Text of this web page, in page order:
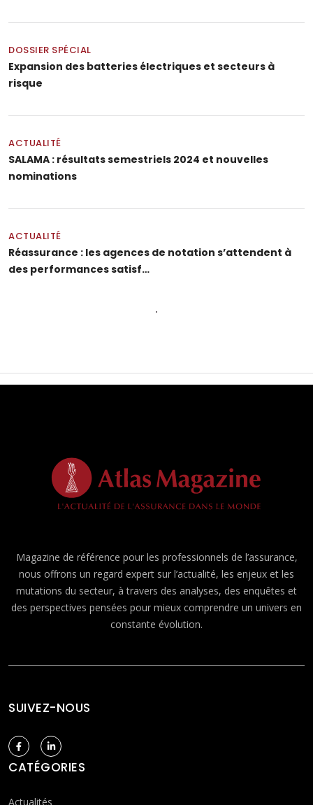
DOSSIER SPÉCIAL
Expansion des batteries électriques et secteurs à
risque
ACTUALITÉ
SALAMA : résultats semestriels 2024 et nouvelles
nominations
ACTUALITÉ
Réassurance : les agences de notation s’attendent à
des performances satisf…
Magazine de référence pour les professionnels de l’assurance,
nous offrons un regard expert sur l’actualité, les enjeux et les
mutations du secteur, à travers des analyses, des enquêtes et
des perspectives pensées pour mieux comprendre un univers en
constante évolution.
SUIVEZ-NOUS
CATÉGORIES
Actualités